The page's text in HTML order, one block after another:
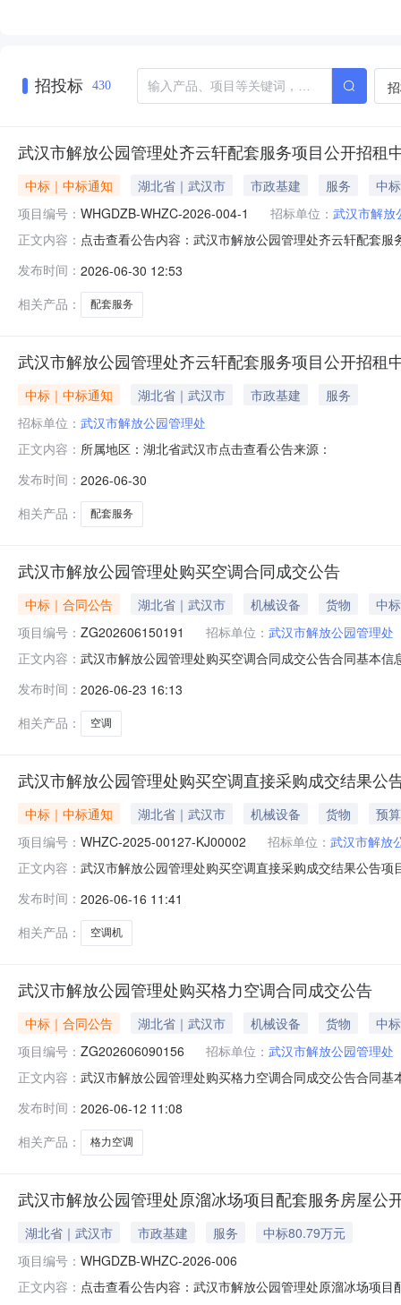
招投标 430
武汉市解放公园管理处齐云轩配套服务项目公开招租
中标｜中标通知 湖北省｜武汉市 市政基建 服务
中
项目编号： WHGDZB-WHZC-2026-004-1 招标单位： 武汉市解放
正文内容： 点击查看公告内容：武汉市解放公园管理处齐云轩配套
发布时间： 2026-06-30 12:53
相关产品：
配套服务
武汉市解放公园管理处齐云轩配套服务项目公开招租
中标｜中标通知 湖北省｜武汉市 市政基建
服务
招标单位： 武汉市解放公园管理处
正文内容： 所属地区：湖北省武汉市点击查看公告来源：
发布时间： 2026-06-30
相关产品：
配套服务
武汉市解放公园管理处购买空调合同成交公告
中标｜合同公告 湖北省｜武汉市 机械设备 货物
中
项目编号： ZG202606150191 招标单位： 武汉市解放公园管理处
正文内容： 武汉市解放公园管理处购买空调合同成交公告合同基本
有限公司成交供应商地址：武汉市江岸区黄浦大道288
发布时间： 2026-06-23 16:13
相关产品：
空调
武汉市解放公园管理处购买空调直接采购成交结果公
中标｜中标通知 湖北省｜武汉市 机械设备 货物
预
项目编号： WHZC-2025-00127-KJ00002 招标单位： 武汉市解放
正文内容： 武汉市解放公园管理处购买空调直接采购成交结果公告
单位联系人：仇女士采购单位联系电话：02782421760
发布时间： 2026-06-16 11:41
相关产品：
空调机
武汉市解放公园管理处购买格力空调合同成交公告
中标｜合同公告 湖北省｜武汉市 机械设备 货物
中
项目编号： ZG202606090156 招标单位： 武汉市解放公园管理处
正文内容： 武汉市解放公园管理处购买格力空调合同成交公告合同
金水牛电器有限公司成交供应商地址：武汉市江岸区黄
发布时间： 2026-06-12 11:08
相关产品：
格力空调
武汉市解放公园管理处原溜冰场项目配套服务房屋公
湖北省｜武汉市 市政基建 服务
中标80.79万元
项目编号： WHGDZB-WHZC-2026-006
正文内容： 点击查看公告内容：武汉市解放公园管理处原溜冰场项